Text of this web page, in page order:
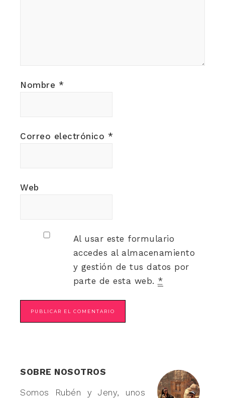
Nombre *
Correo electrónico *
Web
Al usar este formulario
accedes al almacenamiento
y gestión de tus datos por
parte de esta web. *
SOBRE NOSOTROS
Somos Rubén y Jeny, unos